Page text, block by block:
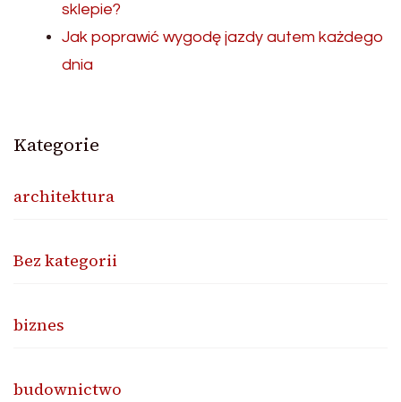
sklepie?
Jak poprawić wygodę jazdy autem każdego
dnia
Kategorie
architektura
Bez kategorii
biznes
budownictwo